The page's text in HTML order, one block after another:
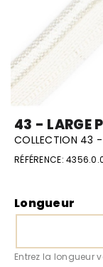
43 - LARGE
COLLECTION 43 -
RÉFÉRENCE:
Longueur
Entrez la longueur